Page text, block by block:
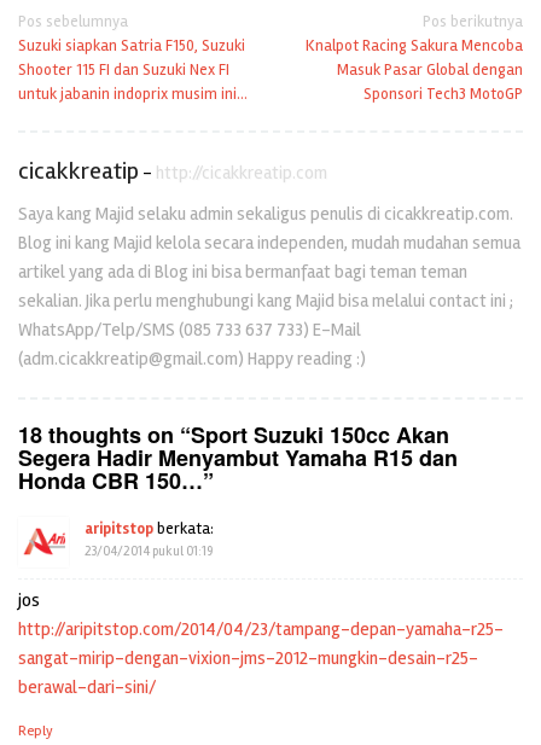
Navigasi
pos
Pos sebelumnya
Suzuki siapkan Satria F150, Suzuki
Shooter 115 FI dan Suzuki Nex FI
untuk jabanin indoprix musim ini…
Pos berikutnya
Knalpot Racing Sakura Mencoba
Masuk Pasar Global dengan
Sponsori Tech3 MotoGP
cicakkreatip - http://cicakkreatip.com
Saya kang Majid selaku admin sekaligus penulis di cicakkreatip.com.
Blog ini kang Majid kelola secara independen, mudah mudahan semua
artikel yang ada di Blog ini bisa bermanfaat bagi teman teman
sekalian. Jika perlu menghubungi kang Majid bisa melalui contact ini ;
WhatsApp/Telp/SMS (085 733 637 733) E-Mail
(adm.cicakkreatip@gmail.com) Happy reading :)
18 thoughts on “Sport Suzuki 150cc Akan
Segera Hadir Menyambut Yamaha R15 dan
Honda CBR 150…”
aripitstopberkata:
23/04/2014 pukul 01:19
jos
http://aripitstop.com/2014/04/23/tampang-depan-yamaha-r25-
sangat-mirip-dengan-vixion-jms-2012-mungkin-desain-r25-
berawal-dari-sini/
Reply